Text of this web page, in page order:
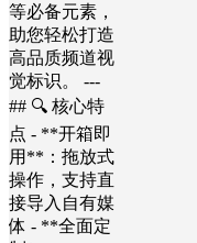
等必备元素，
助您轻松打造
高品质频道视
觉标识。 ---
## 🔍 核心特
点 - **开箱即
用**：拖放式
操作，支持直
接导入自有媒
体 - **全面定